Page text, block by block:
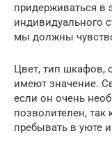
придерживаться в
индивидуального
мы должны
Цвет, тип шкафов,
имеют значение.
если он очень
позволителен,
пребывать в уюте